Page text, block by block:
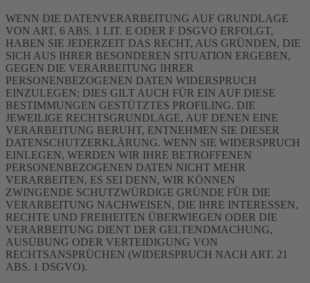
WENN DIE DATENVERARBEITUNG AUF GRUNDLAGE
VON ART. 6 ABS. 1 LIT. E ODER F DSGVO ERFOLGT,
HABEN SIE JEDERZEIT DAS RECHT, AUS GRÜNDEN, DIE
SICH AUS IHRER BESONDEREN SITUATION ERGEBEN,
GEGEN DIE VERARBEITUNG IHRER
PERSONENBEZOGENEN DATEN WIDERSPRUCH
EINZULEGEN; DIES GILT AUCH FÜR EIN AUF DIESE
BESTIMMUNGEN GESTÜTZTES PROFILING. DIE
JEWEILIGE RECHTSGRUNDLAGE, AUF DENEN EINE
VERARBEITUNG BERUHT, ENTNEHMEN SIE DIESER
DATENSCHUTZERKLÄRUNG. WENN SIE WIDERSPRUCH
EINLEGEN, WERDEN WIR IHRE BETROFFENEN
PERSONENBEZOGENEN DATEN NICHT MEHR
VERARBEITEN, ES SEI DENN, WIR KÖNNEN
ZWINGENDE SCHUTZWÜRDIGE GRÜNDE FÜR DIE
VERARBEITUNG NACHWEISEN, DIE IHRE INTERESSEN,
RECHTE UND FREIHEITEN ÜBERWIEGEN ODER DIE
VERARBEITUNG DIENT DER GELTENDMACHUNG,
AUSÜBUNG ODER VERTEIDIGUNG VON
RECHTSANSPRÜCHEN (WIDERSPRUCH NACH ART. 21
ABS. 1 DSGVO).